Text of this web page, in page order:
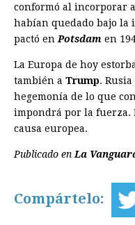
conformó al incorporar
habían quedado bajo la
pactó en Potsdam en
La Europa de hoy
también a Trump.
hegemonía de lo que
impondrá por la fuerza.
causa europea.
Publicado en La
Compártelo: